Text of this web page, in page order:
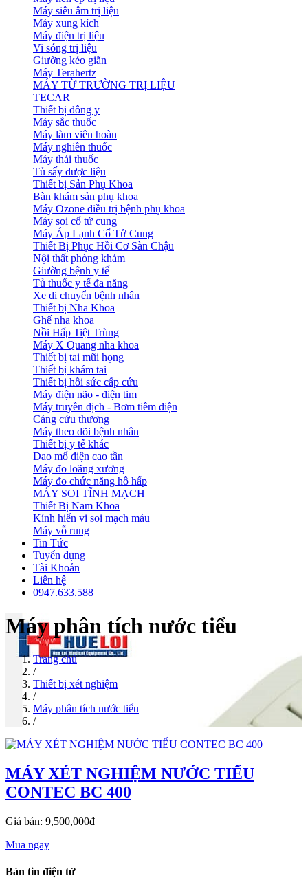
Máy siêu âm trị liệu
Máy xung kích
Máy điện trị liệu
Vi sóng trị liệu
Giường kéo giãn
Máy Terahertz
MÁY TỪ TRƯỜNG TRỊ LIỆU
TECAR
Thiết bị đông y
Máy sắc thuốc
Máy làm viên hoàn
Máy nghiền thuốc
Máy thái thuốc
Tủ sấy dược liệu
Thiết bị Sản Phụ Khoa
Bàn khám sản phụ khoa
Máy Ozone điều trị bệnh phụ khoa
Máy soi cổ tử cung
Máy Áp Lạnh Cổ Tử Cung
Thiết Bị Phục Hồi Cơ Sàn Chậu
Nội thất phòng khám
Giường bệnh y tế
Tủ thuốc y tế đa năng
Xe di chuyển bệnh nhân
Thiết bị Nha Khoa
Ghế nha khoa
Nồi Hấp Tiệt Trùng
Máy X Quang nha khoa
Thiết bị tai mũi họng
Thiết bị khám tai
Thiết bị hồi sức cấp cứu
Máy điện não - điện tim
Máy truyền dịch - Bơm tiêm điện
Cáng cứu thương
Máy theo dõi bệnh nhân
Thiết bị y tế khác
Dao mổ điện cao tần
Máy đo loãng xương
Máy đo chức năng hô hấp
MÁY SOI TĨNH MẠCH
Thiết Bị Nam Khoa
Kính hiển vi soi mạch máu
Máy vỗ rung
Tin Tức
Tuyển dụng
Tài Khoản
Liên hệ
0947.633.588
Máy phân tích nước tiểu
Trang chủ
/
Thiết bị xét nghiệm
/
Máy phân tích nước tiểu
/
MÁY XÉT NGHIỆM NƯỚC TIỂU
CONTEC BC 400
Giá bán: 9,500,000đ
Mua ngay
Bản tin điện tử